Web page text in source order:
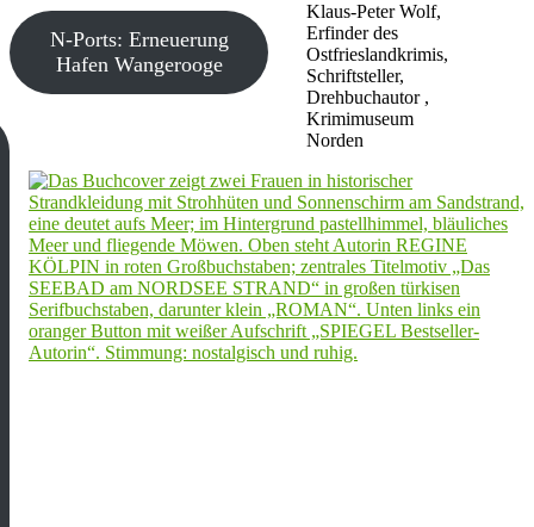
Klaus-Peter Wolf,
Erfinder des
Ostfrieslandkrimis,
Schriftsteller,
Drehbuchautor ,
Krimimuseum
Norden
N-Ports: Erneuerung
Hafen Wangerooge